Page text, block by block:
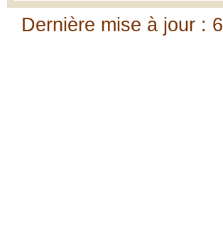
Dernière mise à jour :